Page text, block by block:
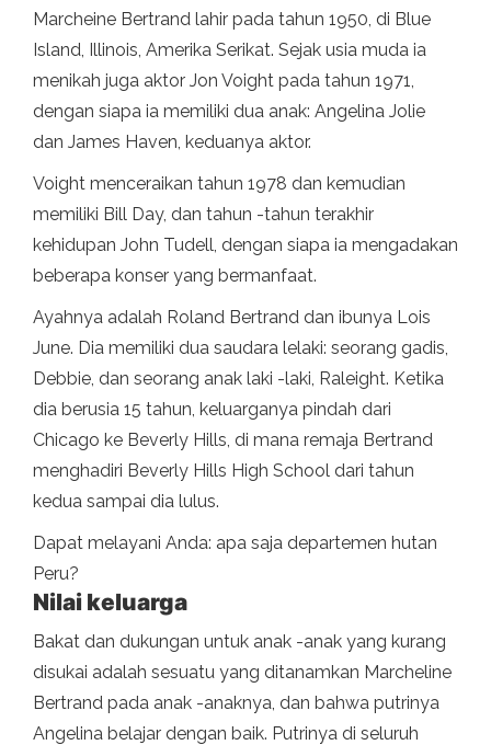
Marcheine Bertrand lahir pada tahun 1950, di Blue
Island, Illinois, Amerika Serikat. Sejak usia muda ia
menikah juga aktor Jon Voight pada tahun 1971,
dengan siapa ia memiliki dua anak: Angelina Jolie
dan James Haven, keduanya aktor.
Voight menceraikan tahun 1978 dan kemudian
memiliki Bill Day, dan tahun -tahun terakhir
kehidupan John Tudell, dengan siapa ia mengadakan
beberapa konser yang bermanfaat.
Ayahnya adalah Roland Bertrand dan ibunya Lois
June. Dia memiliki dua saudara lelaki: seorang gadis,
Debbie, dan seorang anak laki -laki, Raleight. Ketika
dia berusia 15 tahun, keluarganya pindah dari
Chicago ke Beverly Hills, di mana remaja Bertrand
menghadiri Beverly Hills High School dari tahun
kedua sampai dia lulus.
Dapat melayani Anda: apa saja departemen hutan
Peru?
Nilai keluarga
Bakat dan dukungan untuk anak -anak yang kurang
disukai adalah sesuatu yang ditanamkan Marcheline
Bertrand pada anak -anaknya, dan bahwa putrinya
Angelina belajar dengan baik. Putrinya di seluruh